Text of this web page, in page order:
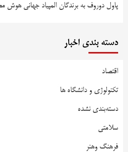
پاول دوروف به برندگان المپیاد جهانی
دسته بندی اخبار
اقتصاد
تکنولوژی و دانشگاه ها
دسته‌بندی نشده
سلامتی
فرهنگ وهنر